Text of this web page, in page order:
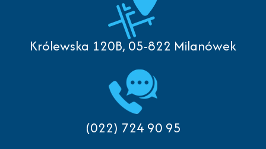
Królewska 120B, 05-822 Milanówek
(022) 724 90 95